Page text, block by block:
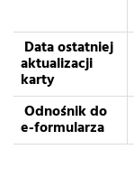
Data ostatniej
aktualizacji
karty
Odnośnik do
e-formularza